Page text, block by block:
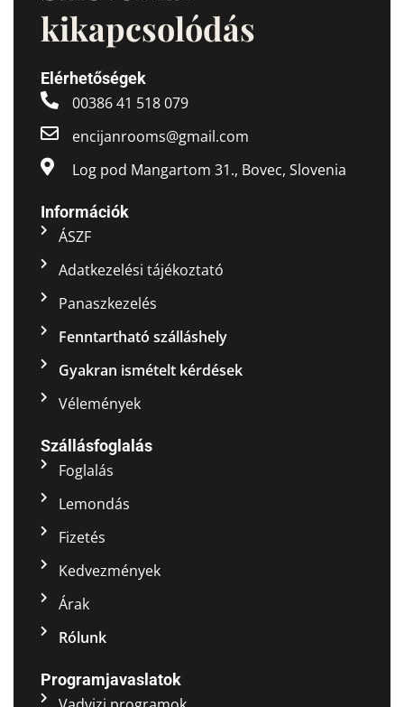
kikapcsolódás
Elérhetőségek
00386 41 518 079
encijanrooms@gmail.com
Log pod Mangartom 31., Bovec, Slovenia
Információk
ÁSZF
Adatkezelési tájékoztató
Panaszkezelés
Fenntartható szálláshely
Gyakran ismételt kérdések
Vélemények
Szállásfoglalás
Foglalás
Lemondás
Fizetés
Kedvezmények
Árak
Rólunk
Programjavaslatok